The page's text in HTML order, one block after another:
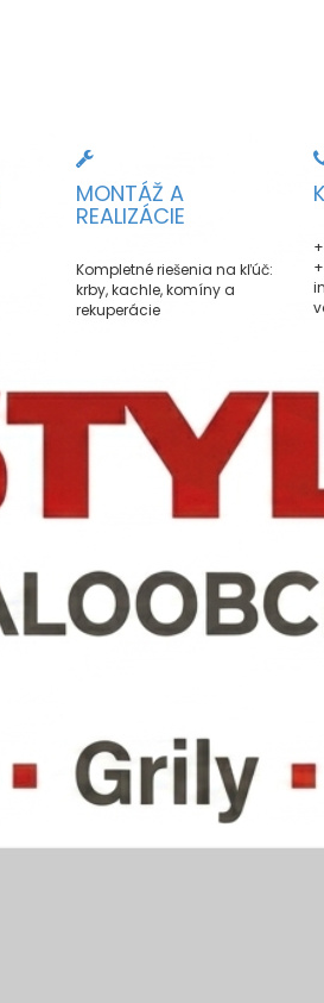
MONTÁŽ A
REALIZÁCIE
Kompletné riešenia na kľúč:
krby, kachle, komíny a
rekuperácie